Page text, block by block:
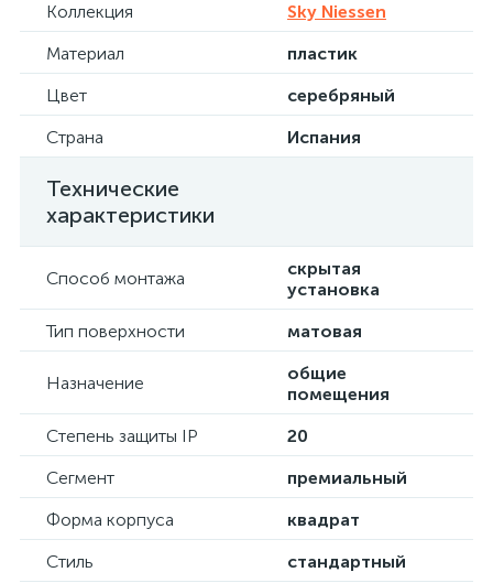
Коллекция
Sky Niessen
Материал
пластик
Цвет
серебряный
Страна
Испания
Технические
характеристики
Способ монтажа
скрытая
установка
Тип поверхности
матовая
Назначение
общие
помещения
Степень защиты IP
20
Сегмент
премиальный
Форма корпуса
квадрат
Стиль
стандартный